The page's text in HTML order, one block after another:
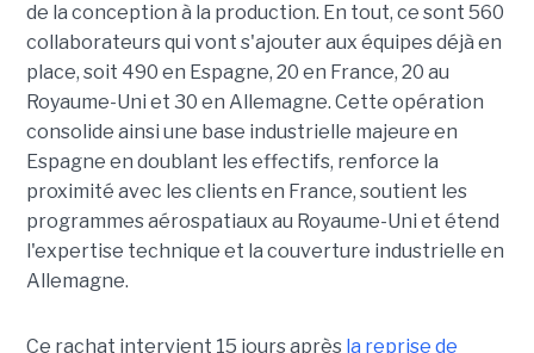
de la conception à la production. En tout, ce sont 560
collaborateurs qui vont s'ajouter aux équipes déjà en
place, soit 490 en Espagne, 20 en France, 20 au
Royaume-Uni et 30 en Allemagne. Cette opération
consolide ainsi une base industrielle majeure en
Espagne en doublant les effectifs, renforce la
proximité avec les clients en France, soutient les
programmes aérospatiaux au Royaume-Uni et étend
l'expertise technique et la couverture industrielle en
Allemagne.
Ce rachat intervient 15 jours après la reprise de